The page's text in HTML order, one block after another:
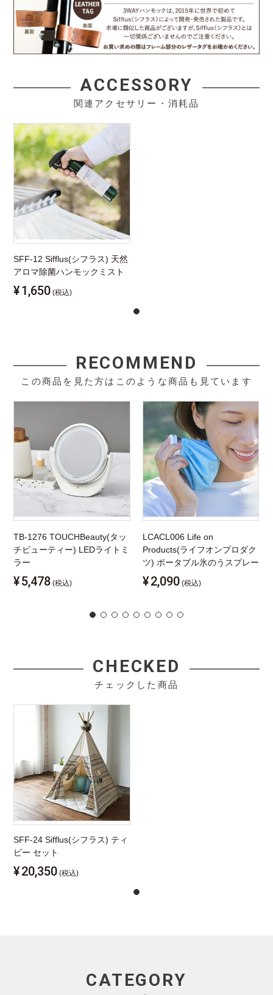
ACCESSORY
関連アクセサリー・消耗品
SFF-12 Sifflus(シフラス) 天然
アロマ除菌ハンモックミスト
¥1,650 (税込)
RECOMMEND
この商品を見た方はこのような商品も見ています
TB-1276 TOUCHBeauty(タッ
チビューティー) LEDライトミ
ラー
¥5,478 (税込)
LCACL006 Life on
Products(ライフオンプロダク
ツ) ポータブル氷のうスプレー
¥2,090 (税込)
CHECKED
チェックした商品
SFF-24 Sifflus(シフラス) ティ
ピー セット
¥20,350 (税込)
CATEGORY